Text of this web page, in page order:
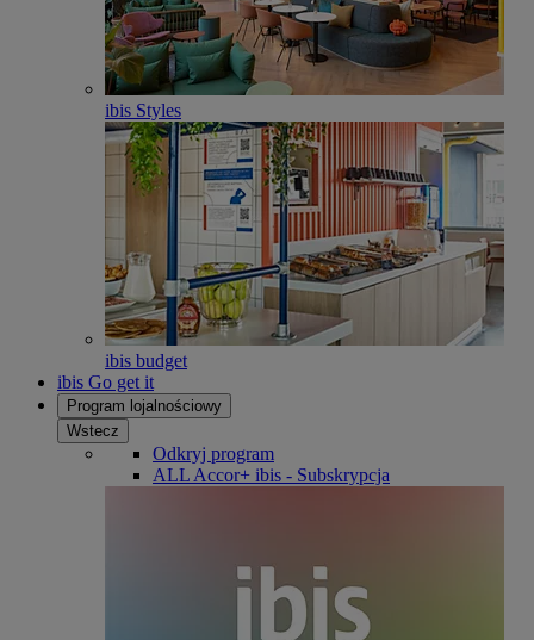
ibis Styles
ibis budget
ibis Go get it
Program lojalnościowy
Wstecz
Odkryj program
ALL Accor+ ibis - Subskrypcja